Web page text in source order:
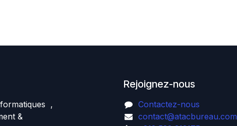
,
&
Rejoignez-nous
Contactez-nous
contact@atacbureau.com